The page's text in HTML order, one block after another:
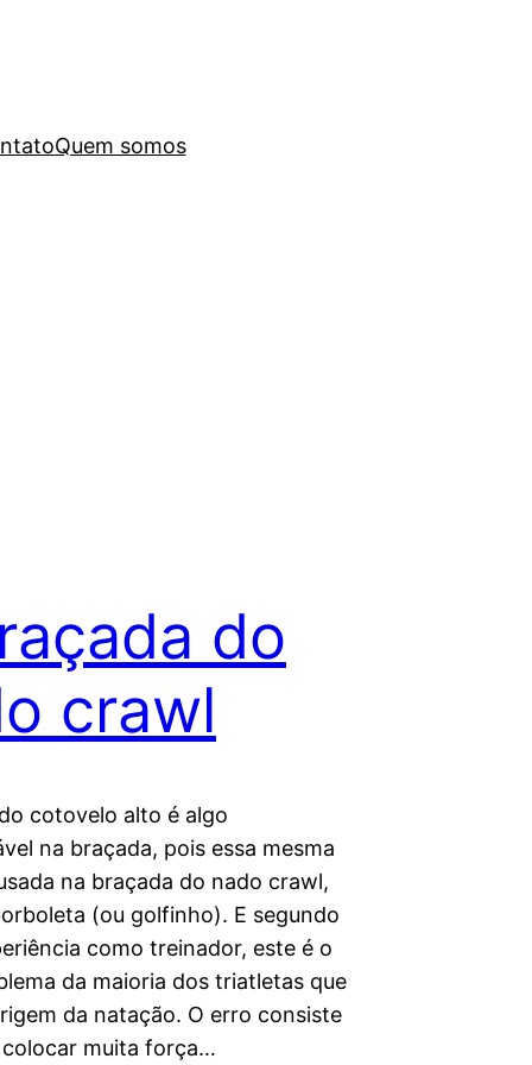
Quem somos
do
crawl
cotovelo alto é algo
na braçada, pois essa mesma
na braçada do nado crawl,
(ou golfinho). E segundo
como treinador, este é o
da maioria dos triatletas que
da natação. O erro consiste
muita força…